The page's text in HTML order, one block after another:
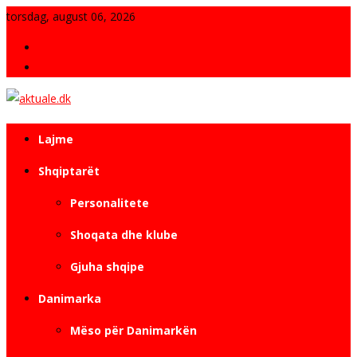
Skip
torsdag, august 06, 2026
aktuale.dk
Lajme
Shqiptarët
Personalitete
Shoqata dhe klube
Gjuha shqipe
Danimarka
Mëso për Danimarkën